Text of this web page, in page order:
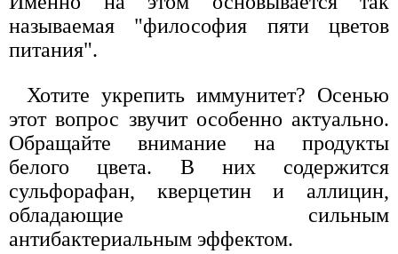
называемая "философия пяти цветов
питания".
Хотите укрепить иммунитет? Осенью
этот вопрос звучит особенно актуально.
Обращайте внимание на продукты
белого цвета. В них содержится
сульфорафан, кверцетин и аллицин,
обладающие сильным
антибактериальным эффектом.